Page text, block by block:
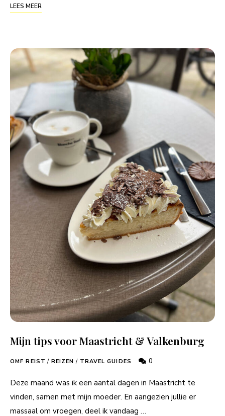
LEES MEER
Mijn tips voor Maastricht & Valkenburg
OMF REIST / REIZEN / TRAVEL GUIDES 0
Deze maand was ik een aantal dagen in Maastricht te
vinden, samen met mijn moeder. En aangezien jullie er
massaal om vroegen, deel ik vandaag …